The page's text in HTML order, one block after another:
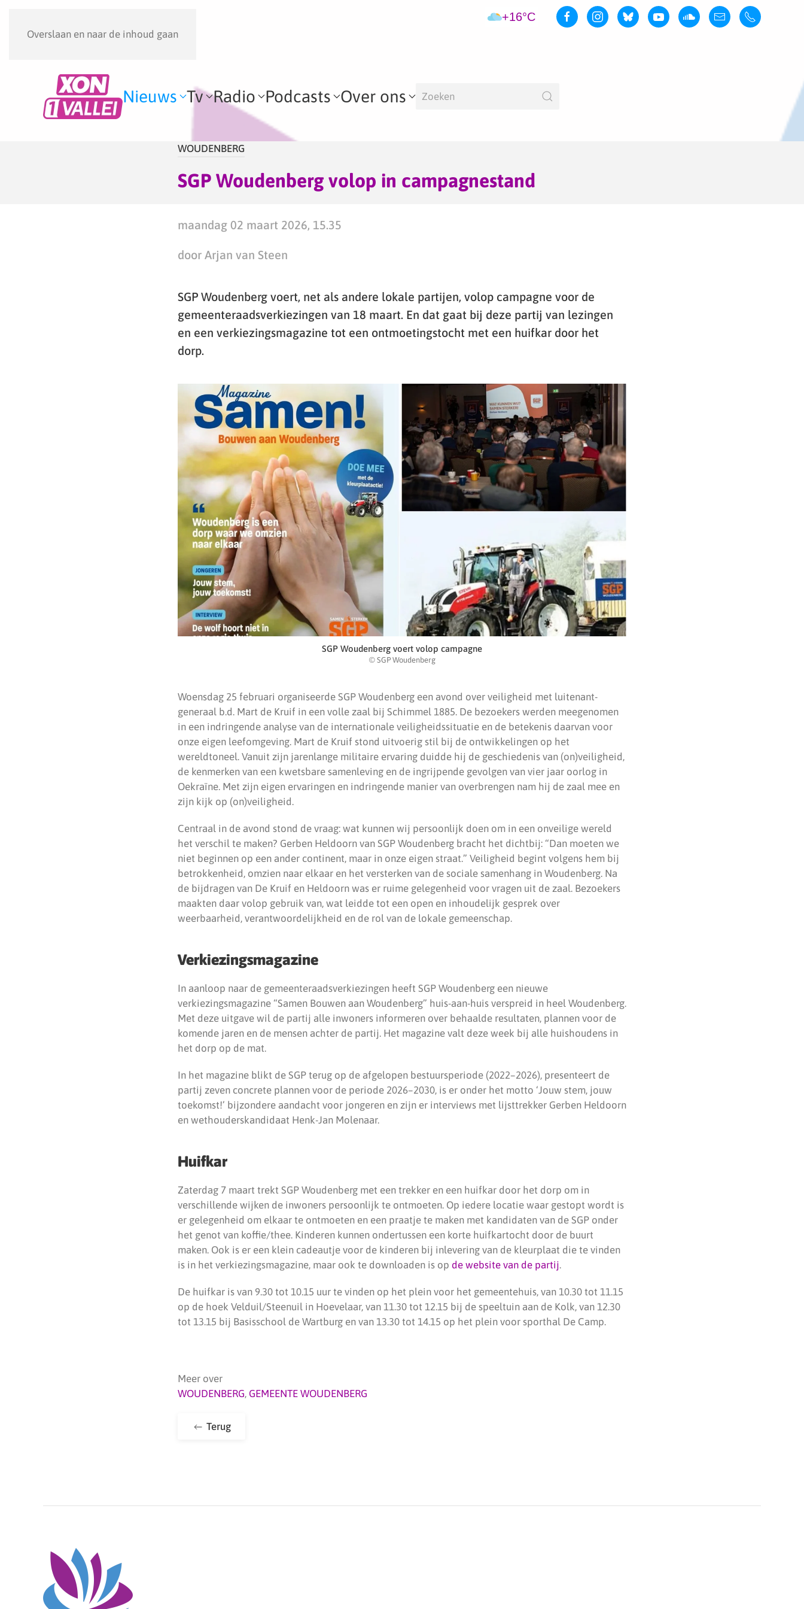
Overslaan en naar de inhoud gaan
+16°C
Nieuws Tv Radio Podcasts Over ons
WOUDENBERG
SGP Woudenberg volop in campagnestand
maandag 02 maart 2026, 15.35
door Arjan van Steen
SGP Woudenberg voert, net als andere lokale partijen, volop campagne voor de
gemeenteraadsverkiezingen van 18 maart. En dat gaat bij deze partij van lezingen
en een verkiezingsmagazine tot een ontmoetingstocht met een huifkar door het
dorp.
SGP Woudenberg voert volop campagne
© SGP Woudenberg
Woensdag 25 februari organiseerde SGP Woudenberg een avond over veiligheid met luitenant-
generaal b.d. Mart de Kruif in een volle zaal bij Schimmel 1885. De bezoekers werden meegenomen
in een indringende analyse van de internationale veiligheidssituatie en de betekenis daarvan voor
onze eigen leefomgeving. Mart de Kruif stond uitvoerig stil bij de ontwikkelingen op het
wereldtoneel. Vanuit zijn jarenlange militaire ervaring duidde hij de geschiedenis van (on)veiligheid,
de kenmerken van een kwetsbare samenleving en de ingrijpende gevolgen van vier jaar oorlog in
Oekraïne. Met zijn eigen ervaringen en indringende manier van overbrengen nam hij de zaal mee en
zijn kijk op (on)veiligheid.
Centraal in de avond stond de vraag: wat kunnen wij persoonlijk doen om in een onveilige wereld
het verschil te maken? Gerben Heldoorn van SGP Woudenberg bracht het dichtbij: “Dan moeten we
niet beginnen op een ander continent, maar in onze eigen straat.” Veiligheid begint volgens hem bij
betrokkenheid, omzien naar elkaar en het versterken van de sociale samenhang in Woudenberg. Na
de bijdragen van De Kruif en Heldoorn was er ruime gelegenheid voor vragen uit de zaal. Bezoekers
maakten daar volop gebruik van, wat leidde tot een open en inhoudelijk gesprek over
weerbaarheid, verantwoordelijkheid en de rol van de lokale gemeenschap.
Verkiezingsmagazine
In aanloop naar de gemeenteraadsverkiezingen heeft SGP Woudenberg een nieuwe
verkiezingsmagazine “Samen Bouwen aan Woudenberg” huis-aan-huis verspreid in heel Woudenberg.
Met deze uitgave wil de partij alle inwoners informeren over behaalde resultaten, plannen voor de
komende jaren en de mensen achter de partij. Het magazine valt deze week bij alle huishoudens in
het dorp op de mat.
In het magazine blikt de SGP terug op de afgelopen bestuursperiode (2022–2026), presenteert de
partij zeven concrete plannen voor de periode 2026–2030, is er onder het motto ‘Jouw stem, jouw
toekomst!’ bijzondere aandacht voor jongeren en zijn er interviews met lijsttrekker Gerben Heldoorn
en wethouderskandidaat Henk-Jan Molenaar.
Huifkar
Zaterdag 7 maart trekt SGP Woudenberg met een trekker en een huifkar door het dorp om in
verschillende wijken de inwoners persoonlijk te ontmoeten. Op iedere locatie waar gestopt wordt is
er gelegenheid om elkaar te ontmoeten en een praatje te maken met kandidaten van de SGP onder
het genot van koffie/thee. Kinderen kunnen ondertussen een korte huifkartocht door de buurt
maken. Ook is er een klein cadeautje voor de kinderen bij inlevering van de kleurplaat die te vinden
is in het verkiezingsmagazine, maar ook te downloaden is op de website van de partij.
De huifkar is van 9.30 tot 10.15 uur te vinden op het plein voor het gemeentehuis, van 10.30 tot 11.15
op de hoek Velduil/Steenuil in Hoevelaar, van 11.30 tot 12.15 bij de speeltuin aan de Kolk, van 12.30
tot 13.15 bij Basisschool de Wartburg en van 13.30 tot 14.15 op het plein voor sporthal De Camp.
Meer over
WOUDENBERG, GEMEENTE WOUDENBERG
Terug